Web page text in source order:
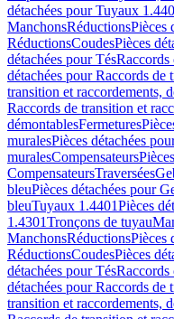
détachées pour Tuyaux
ManchonsRéductionsPièces
RéductionsCoudesPièces
détachées pour TésRaccords
détachées pour Raccords de
transition et raccordements,
Raccords de transition et
démontablesFermetures
muralesPièces détachées
muralesCompensateurs
CompensateursTraversées
bleuPièces détachées pour
bleuTuyaux 1.4401Pièces
1.4301Tronçons de tuyau
ManchonsRéductionsPièces
RéductionsCoudesPièces
détachées pour TésRaccords
détachées pour Raccords de
transition et raccordements,